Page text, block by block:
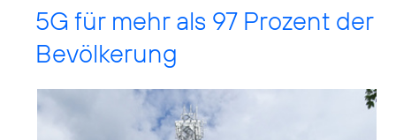
5G für mehr als 97 Prozent der
Bevölkerung